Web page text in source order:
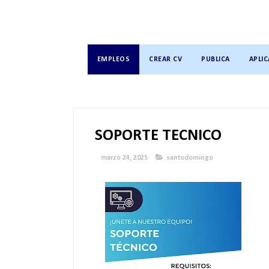
EMPLEOS CREAR CV PUBLICA
SOPORTE TECNICO
marzo 24, 2025 santodomingo